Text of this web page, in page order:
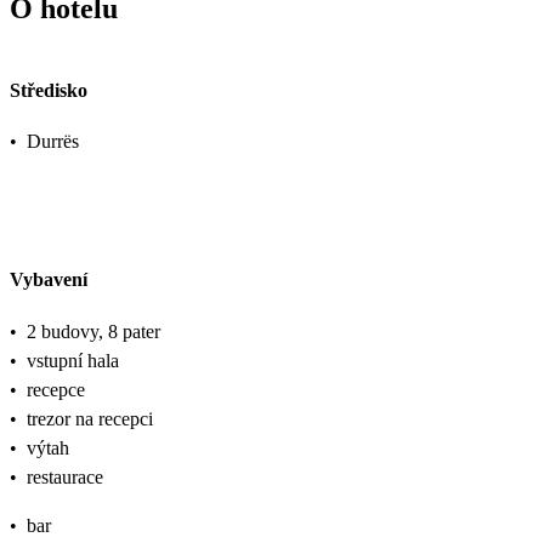
O hotelu
Středisko
• Durrës
Vybavení
• 2 budovy, 8 pater
• vstupní hala
• recepce
• trezor na recepci
• výtah
• restaurace
• bar